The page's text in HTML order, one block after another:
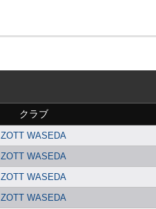
クラブ
ZOTT WASEDA
ZOTT WASEDA
ZOTT WASEDA
ZOTT WASEDA